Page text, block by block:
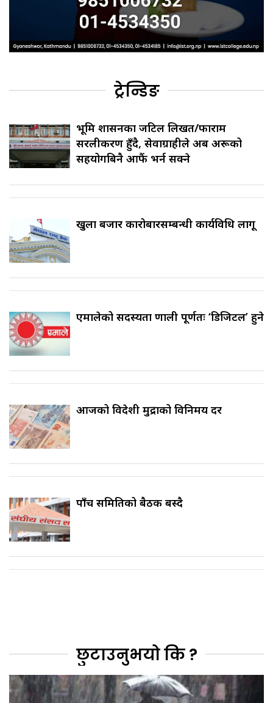
ट्रेन्डिङ
भूमि प्रशासनका जटिल लिखत/फाराम
सरलीकरण हुँदै, सेवाग्राहीले अब अरूको
सहयोगबिनै आफैं भर्न सक्ने
खुला बजार कारोबारसम्बन्धी कार्यविधि लागू
एमालेको सदस्यता प्रणाली पूर्णतः ‘डिजिटल’ हुने
आजको विदेशी मुद्राको विनिमय दर
पाँच समितिको बैठक बस्दै
छुटाउनुभयो कि ?